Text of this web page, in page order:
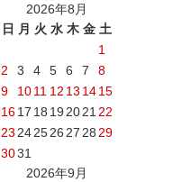
2026年8月
日
月 火 水 木 金 土
1
2
3 4 5 6 7
8
9
1011 12 13 1415
1617 18 19 2021 22
23 242526 27 28 29
3031
2026年9月